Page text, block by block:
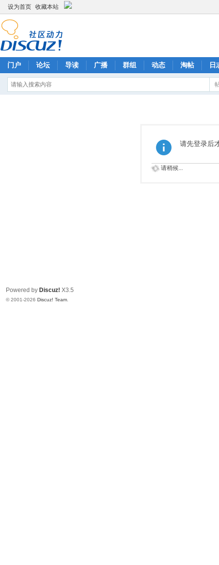
设为首页 收藏本站
门户 论坛 导读 广播 群组 动态 淘帖 日
请先登录后
请稍候...
Powered by Discuz! X3.5
© 2001-2026 Discuz! Team